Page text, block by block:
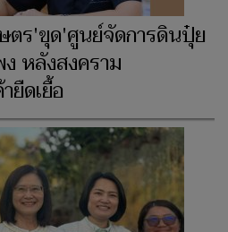
ตร'ขุด'ศูนย์จัดการดินปุ๋ย
หลังสงคราม
ยืดเยื้อ